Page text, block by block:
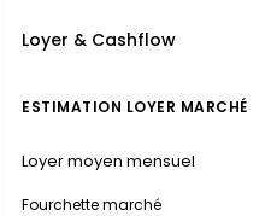
Loyer & Cashflow
ESTIMATION LOYER MARCHÉ
Loyer moyen mensuel
Fourchette marché